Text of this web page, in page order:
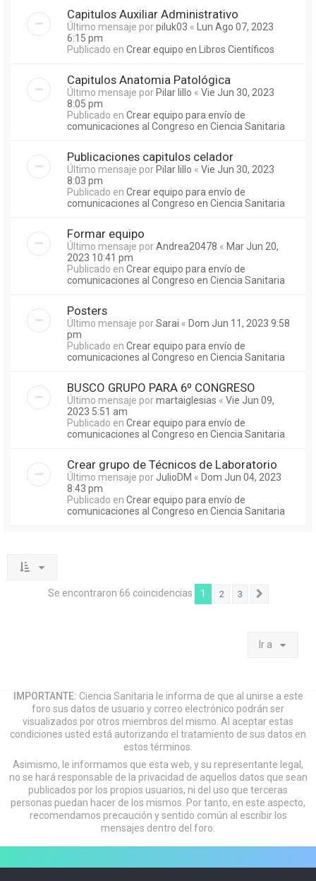
Capitulos Auxiliar Administrativo
Último mensaje porpiluk03 « Lun Ago 07, 2023
6:15 pm
Publicado en Crear equipo en Libros Científicos
Capitulos Anatomia Patológica
Último mensaje por Pilar lillo « Vie Jun 30, 2023
8:05 pm
Publicado en Crear equipo para envío de
comunicaciones al Congreso en Ciencia Sanitaria
Publicaciones capitulos celador
Último mensaje por Pilar lillo « Vie Jun 30, 2023
8:03 pm
Publicado en Crear equipo para envío de
comunicaciones al Congreso en Ciencia Sanitaria
Formar equipo
Último mensaje porAndrea20478 « Mar Jun 20,
2023 10:41 pm
Publicado en Crear equipo para envío de
comunicaciones al Congreso en Ciencia Sanitaria
Posters
Último mensaje porSarai « Dom Jun 11, 2023 9:58
pm
Publicado en Crear equipo para envío de
comunicaciones al Congreso en Ciencia Sanitaria
BUSCO GRUPO PARA 6º CONGRESO
Último mensaje pormartaiglesias « Vie Jun 09,
2023 5:51 am
Publicado en Crear equipo para envío de
comunicaciones al Congreso en Ciencia Sanitaria
Crear grupo de Técnicos de Laboratorio
Último mensaje por JulioDM « Dom Jun 04, 2023
8:43 pm
Publicado en Crear equipo para envío de
comunicaciones al Congreso en Ciencia Sanitaria
Se encontraron 66 coincidencias 1 2 3
Ir a
IMPORTANTE: Ciencia Sanitaria le informa de que al unirse a este
foro sus datos de usuario y correo electrónico podrán ser
visualizados por otros miembros del mismo. Al aceptar estas
condiciones usted está autorizando el tratamiento de sus datos en
estos términos.
Asimismo, le informamos que esta web, y su representante legal,
no se hará responsable de la privacidad de aquellos datos que sean
publicados por los propios usuarios, ni del uso que terceras
personas puedan hacer de los mismos. Por tanto, en este aspecto,
recomendamos precaución y sentido común al escribir los
mensajes dentro del foro.